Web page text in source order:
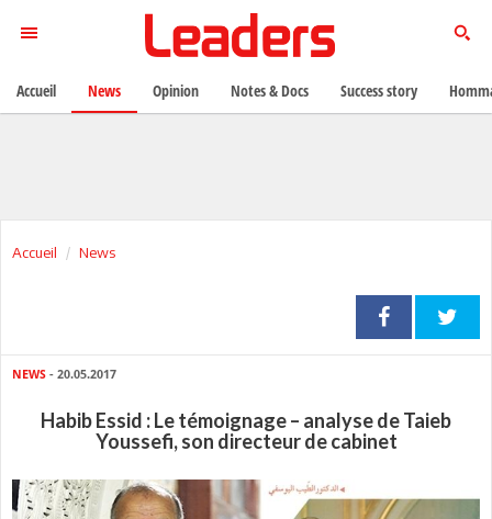
Accueil News
NEWS - 20.05.2017
Habib Essid : Le témoignage – analyse de Taieb
Youssefi, son directeur de cabinet
Accueil News Opinion Notes & Docs Success story